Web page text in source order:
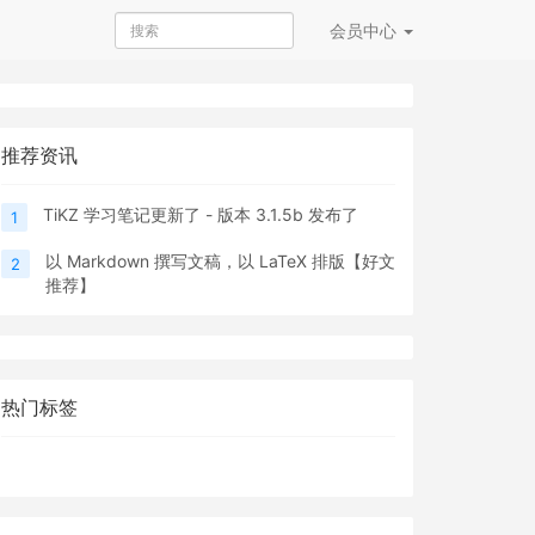
会员中心
推荐资讯
1 TiKZ 学习笔记更新了 - 版本 3.1.5b 发布了
2
以 Markdown 撰写文稿，以 LaTeX 排版【好文
推荐】
热门标签